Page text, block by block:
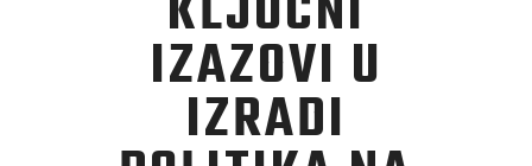
IZAZOVI U
IZRADI